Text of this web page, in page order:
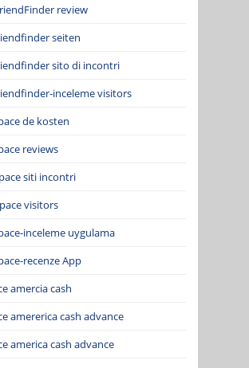
review
seiten
sito di incontri
inceleme visitors
de kosten
reviews
siti incontri
visitors
inceleme uygulama
recenze App
amercia cash
amererica cash advance
america cash advance